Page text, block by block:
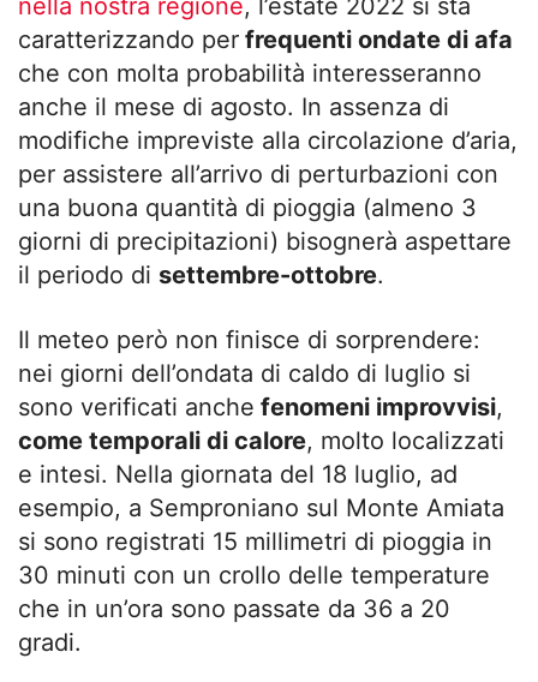
caratterizzando per frequenti ondate di afa
che con molta probabilità interesseranno
anche il mese di agosto. In assenza di
modifiche impreviste alla circolazione d’aria,
per assistere all’arrivo di perturbazioni con
una buona quantità di pioggia (almeno 3
giorni di precipitazioni) bisognerà aspettare
il periodo di settembre-ottobre.
Il meteo però non finisce di sorprendere:
nei giorni dell’ondata di caldo di luglio si
sono verificati anche fenomeni improvvisi,
come temporali di calore, molto localizzati
e intesi. Nella giornata del 18 luglio, ad
esempio, a Semproniano sul Monte Amiata
si sono registrati 15 millimetri di pioggia in
30 minuti con un crollo delle temperature
che in un’ora sono passate da 36 a 20
gradi.